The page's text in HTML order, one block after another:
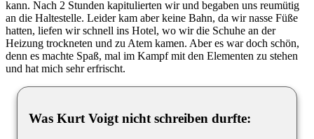
kann. Nach 2 Stunden kapitulierten wir und begaben uns reumütig
an die Haltestelle. Leider kam aber keine Bahn, da wir nasse Füße
hatten, liefen wir schnell ins Hotel, wo wir die Schuhe an der
Heizung trockneten und zu Atem kamen. Aber es war doch schön,
denn es machte Spaß, mal im Kampf mit den Elementen zu stehen
und hat mich sehr erfrischt.
Was Kurt Voigt nicht schreiben durfte: